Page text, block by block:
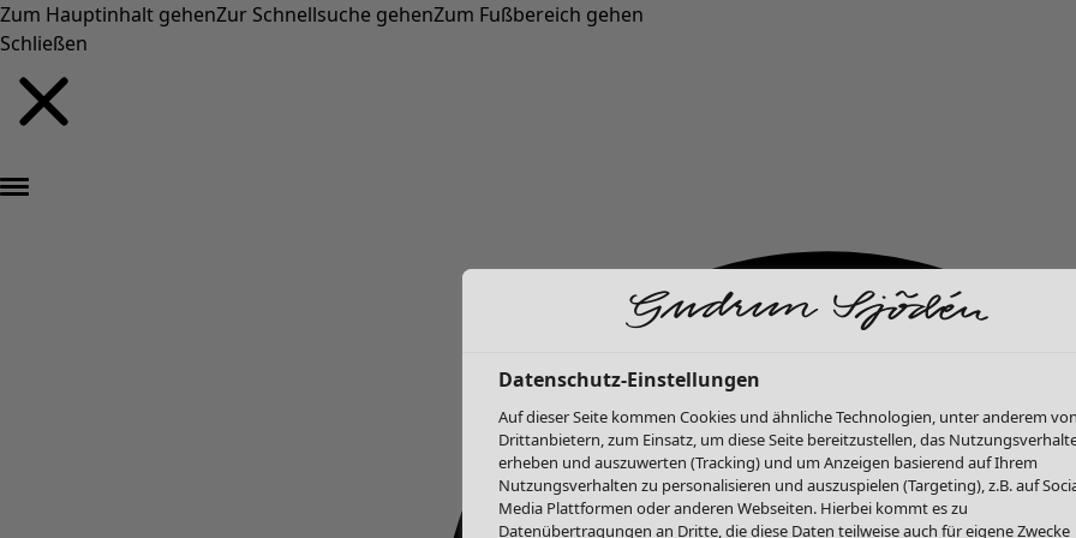
Zum Hauptinhalt gehenZur Schnellsuche gehenZum Fußbereich gehen
Schließen
Datenschutz-Einstellungen
Auf dieser Seite kommen Cookies und ähnliche Technologien, unter anderem von
Drittanbietern, zum Einsatz, um diese Seite bereitzustellen, das
erheben und auszuwerten (Tracking) und um Anzeigen basierend auf Ihrem
Nutzungsverhalten zu personalisieren und auszuspielen (Targeting), z.B. auf
Media Plattformen oder anderen Webseiten. Hierbei kommt es zu
Datenübertragungen an Dritte, die diese Daten teilweise auch für eigene Zwecke